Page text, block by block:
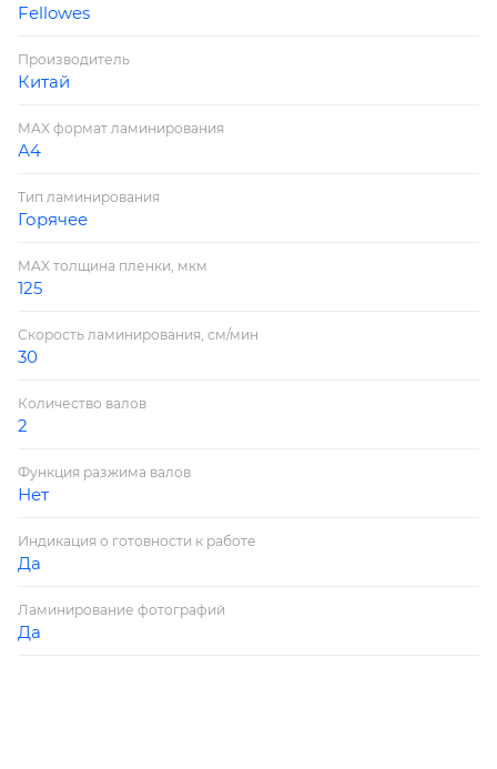
шкафа.
Основные характеристики
Способ ламинирования горячий
Время нагрева 4 мин.
Реверс нет
Ламинирование и расходные материалы
Поддерживаемые форматы А4
Fellowes
Производитель
Китай
MAX формат ламинирования
А4
Тип ламинирования
Горячее
MAX толщина пленки, мкм
125
Скорость ламинирования, см/мин
30
Количество валов
2
Функция разжима валов
Нет
Индикация о готовности к работе
Да
Ламинирование фотографий
Да